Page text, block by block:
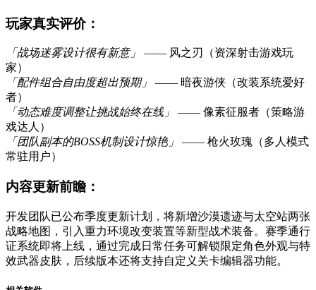
玩家真实评价：
「战场迷雾设计很有新意」
—— 风之刃（资深射击游戏玩
家）
「配件组合自由度超出预期」
—— 暗夜游侠（改装系统爱好
者）
「动态难度调整让挑战始终在线」
—— 像素征服者（策略游
戏达人）
「团队副本的BOSS机制设计惊艳」
—— 枪火玫瑰（多人模式
常驻用户）
内容更新前瞻：
开发团队已公布季度更新计划，将新增沙漠遗迹与太空站两张
战略地图，引入重力环境改变装置等新型战术装备。赛季通行
证系统即将上线，通过完成日常任务可解锁限定角色外观与特
效武器皮肤，后续版本还将支持自定义关卡编辑器功能。